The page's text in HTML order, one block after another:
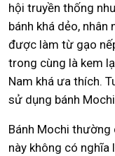
hội truyền thống
bánh khá dẻo,
được làm từ gạo
trong cùng là kem
Nam khá ưa thích.
sử dụng bánh
Bánh Mochi thường
này không có nghĩa